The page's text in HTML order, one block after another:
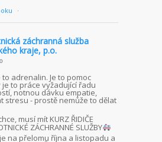
·
záchranná služba
kraje, p.o.
to adrenalin. Je to pomoc
to práce vyžadující řadu
notnou dávku empatie,
stresu - prostě nemůže to dělat
musí mít KURZ ŘIDIČE
ZÁCHRANNÉ SLUŽBY
na přelomu října a listopadu a